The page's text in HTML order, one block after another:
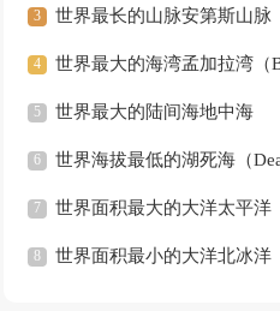
世界最长的山脉安第斯山脉
世界最大的海湾孟加拉湾（
世界最大的陆间海地中海
世界海拔最低的湖死海（
世界面积最大的大洋太平洋
世界面积最小的大洋北冰洋